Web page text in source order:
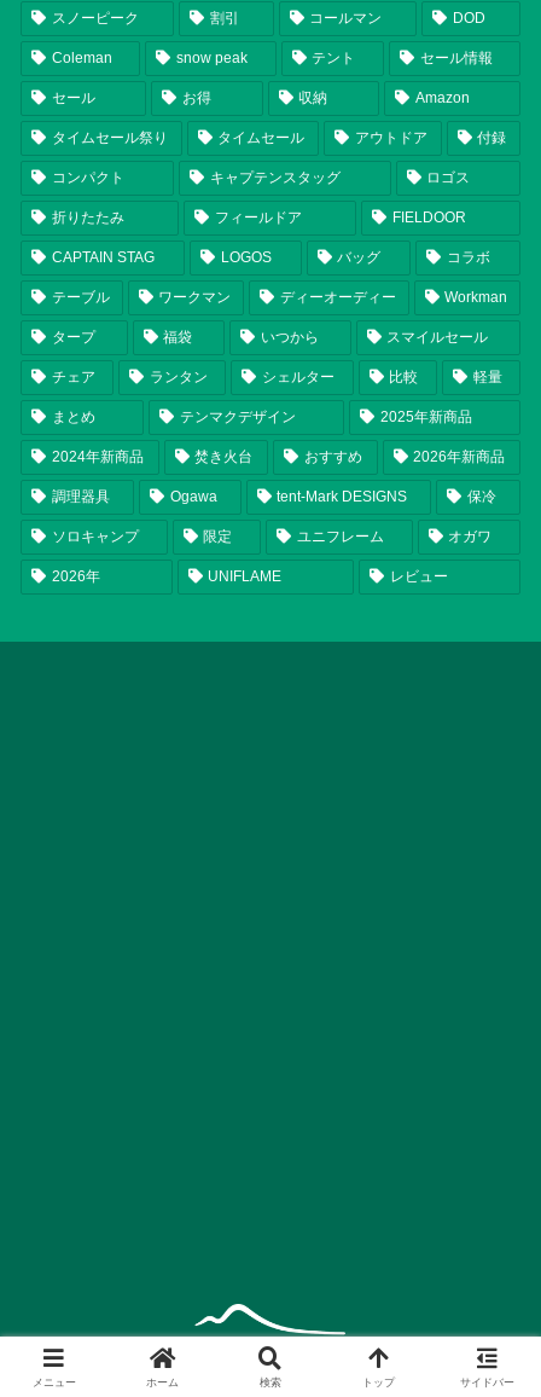
スノーピーク 割引 コールマン DOD
Coleman snow peak テント セール情報
セール お得 収納 Amazon
タイムセール祭り タイムセール アウトドア 付録
コンパクト キャプテンスタッグ ロゴス
折りたたみ フィールドア FIELDOOR
CAPTAIN STAG LOGOS バッグ コラボ
テーブル ワークマン ディーオーディー Workman
タープ 福袋 いつから スマイルセール
チェア ランタン シェルター 比較 軽量
まとめ テンマクデザイン 2025年新商品
2024年新商品 焚き火台 おすすめ 2026年新商品
調理器具 Ogawa tent-Mark DESIGNS 保冷
ソロキャンプ 限定 ユニフレーム オガワ
2026年 UNIFLAME レビュー
運営会社 プライバシーポリシー
メニュー ホーム 検索 トップ サイドバー